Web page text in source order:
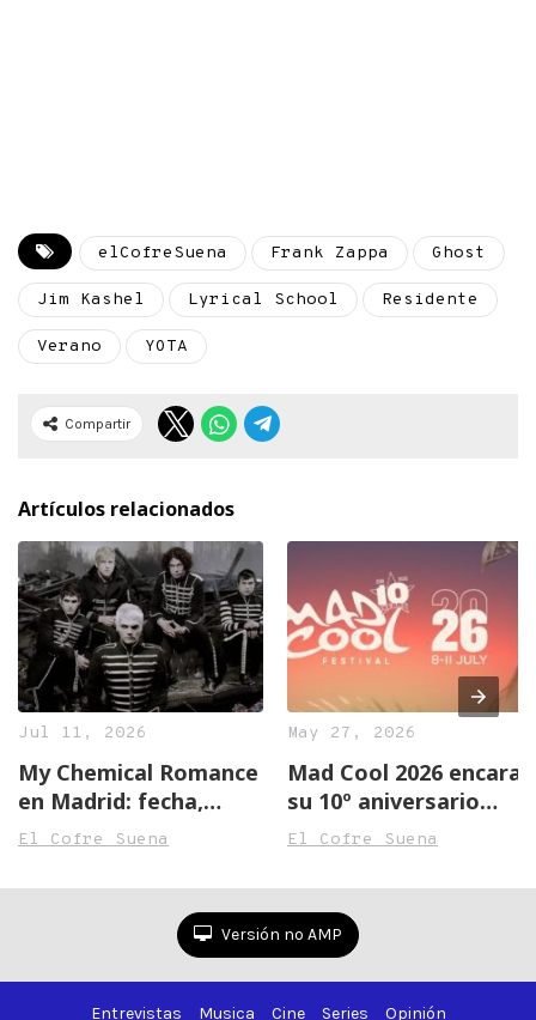
elCofreSuena Frank Zappa Ghost
Jim Kashel Lyrical School Residente
Verano YOTA
Compartir
Artículos relacionados
Jul 11, 2026
My Chemical Romance
en Madrid: fecha,
entradas y gira The
El Cofre Suena
May 27, 2026
Mad Cool 2026 encara
su 10º aniversario
rozando el sold out
El Cofre Suena
Versión no AMP
Entrevistas Musica Cine Series Opinión